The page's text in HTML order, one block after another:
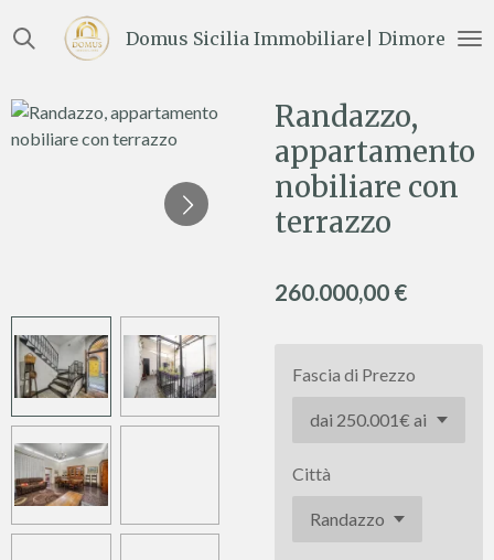
al
principale
Domus Sicilia Immobiliare| Dimore e
Randazzo,
appartamento
nobiliare con
terrazzo
260.000,00 €
Fascia di Prezzo
Città